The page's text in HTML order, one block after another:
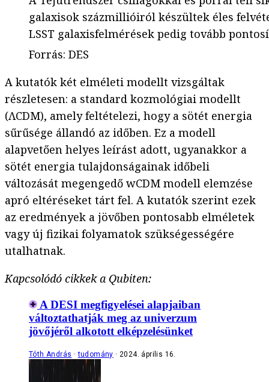
galaxisok százmillióiról készültek éles
LSST galaxisfelmérések pedig tovább
Forrás: DES
A kutatók két elméleti modellt vizsgáltak
részletesen: a standard kozmológiai modellt
(ΛCDM), amely feltételezi, hogy a sötét energia
sűrűsége állandó az időben. Ez a modell
alapvetően helyes leírást adott, ugyanakkor a
sötét energia tulajdonságainak időbeli
változását megengedő wCDM modell elemzése
apró eltéréseket tárt fel. A kutatók szerint ezek
az eredmények a jövőben pontosabb elméletek
vagy új fizikai folyamatok szükségességére
utalhatnak.
Kapcsolódó cikkek a Qubiten:
A DESI megfigyelései alapjaiban
változtathatják meg az univerzum
jövőjéről alkotott elképzelésünket
Tóth András tudomány 2024. április 16.